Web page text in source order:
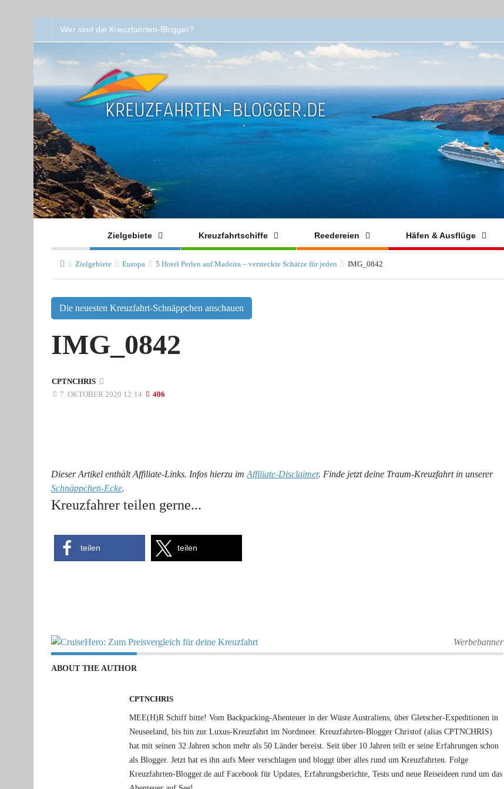
Wer sind die Kreuzfahrten-Blogger?
Zielgebiete Kreuzfahrtschiffe Reedereien Häfen & Ausflüge
Zielgebiete Europa 5 Hotel Perlen auf Madeira – versteckte Schätze für jeden IMG_0842
Die neuesten Kreuzfahrt-Schnäppchen anschauen
IMG_0842
CPTNCHRIS
7. OKTOBER 2020 12:14
406
Dieser Artikel enthält Affiliate-Links. Infos hierzu im Affiliate-Disclaimer. Finde jetzt deine Traum-Kreuzfahrt in unserer
Schnäppchen-Ecke.
Kreuzfahrer teilen gerne...
teilen teilen
Werbebanner
ABOUT THE AUTHOR
CPTNCHRIS
MEE(H)R Schiff bitte! Vom Backpacking-Abenteuer in der Wüste Australiens, über Gletscher-Expeditionen in
Neuseeland, bis hin zur Luxus-Kreuzfahrt im Nordmeer. Kreuzfahrten-Blogger Christof (alias CPTNCHRIS)
hat mit seinen 32 Jahren schon mehr als 50 Länder bereist. Seit über 10 Jahren teilt er seine Erfahrungen schon
als Blogger. Jetzt hat es ihn aufs Meer verschlagen und bloggt über alles rund um Kreuzfahrten. Folge
Kreuzfahrten-Blogger.de auf Facebook für Updates, Erfahrungsberichte, Tests und neue Reiseideen rund um das